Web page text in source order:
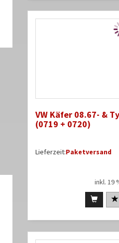
VW Käfer 08.67- &
(0719 + 0720)
Lieferzeit:Paketversand
inkl. 19